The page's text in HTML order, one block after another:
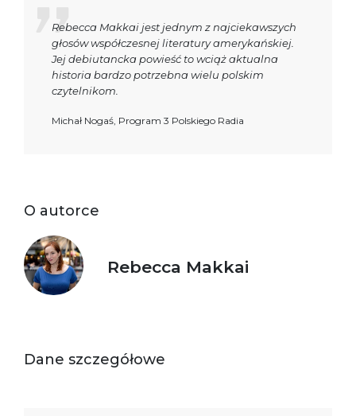
Rebecca Makkai jest jednym z najciekawszych
głosów współczesnej literatury amerykańskiej.
Jej debiutancka powieść to wciąż aktualna
historia bardzo potrzebna wielu polskim
czytelnikom.
Michał Nogaś, Program 3 Polskiego Radia
O autorce
Rebecca Makkai
Dane szczegółowe